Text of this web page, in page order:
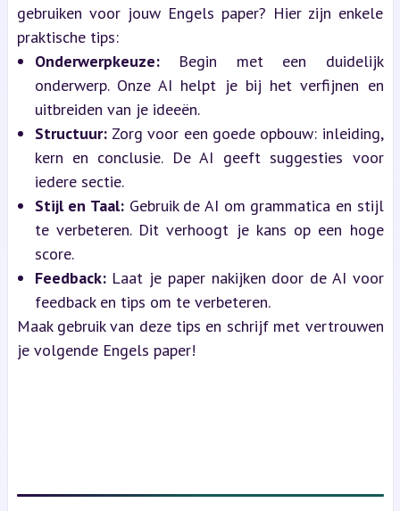
gebruiken voor jouw Engels paper? Hier zijn enkele
praktische tips:
Onderwerpkeuze: Begin met een duidelijk
onderwerp. Onze AI helpt je bij het verfijnen en
uitbreiden van je ideeën.
Structuur: Zorg voor een goede opbouw: inleiding,
kern en conclusie. De AI geeft suggesties voor
iedere sectie.
Stijl en Taal: Gebruik de AI om grammatica en stijl
te verbeteren. Dit verhoogt je kans op een hoge
score.
Feedback: Laat je paper nakijken door de AI voor
feedback en tips om te verbeteren.
Maak gebruik van deze tips en schrijf met vertrouwen
je volgende Engels paper!